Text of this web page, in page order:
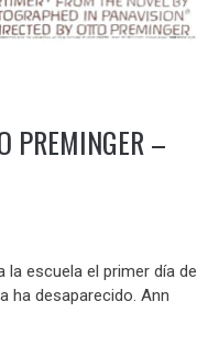
PREMINGER –
la escuela el primer día de
ha desaparecido. Ann